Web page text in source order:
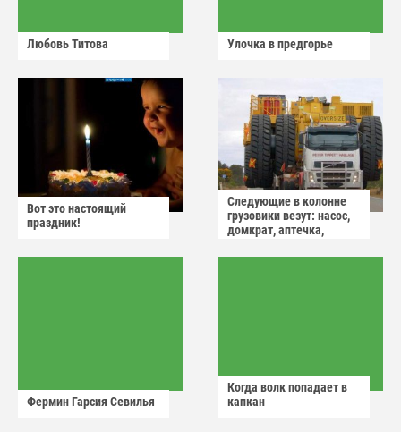
Любовь Титова Улочка в предгорье
Вот это настоящий
праздник!
Следующие в колонне
грузовики везут: насос,
домкрат, аптечка,
Фермин Гарсия Севилья
Когда волк попадает в
капкан